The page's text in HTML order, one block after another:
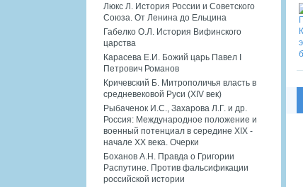
Люкс Л. История России и Советского
Союза. От Ленина до Ельцина
Габелко О.Л. История Вифинского
царства
Карасева Е.И. Божий царь Павел I
Петрович Романов
Кричевский Б. Митрополичья власть в
средневековой Руси (XIV век)
Рыбаченок И.С., Захарова Л.Г. и др.
Россия: Международное положение и
военный потенциал в середине XIX -
начале XX века. Очерки
Боханов А.Н. Правда о Григории
Распутине. Против фальсификации
российской истории